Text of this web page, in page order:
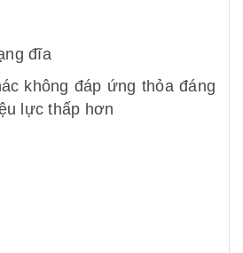
đĩa
không đáp ứng thỏa đáng
lực thấp hơn